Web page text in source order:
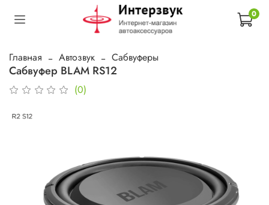
0
Главная Автозвук Сабвуферы
Сабвуфер BLAM RS12
(0)